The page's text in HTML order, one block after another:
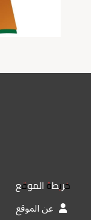
خريطة الموقع
عن الموقع